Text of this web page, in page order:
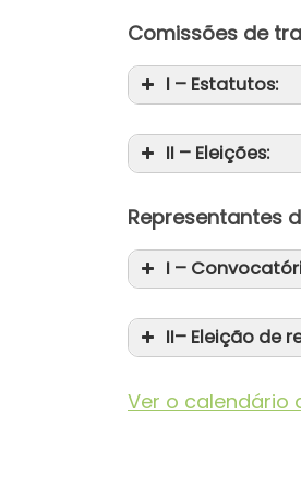
Comissões de
I – Estatutos:
II – Eleições:
Representantes
I –
II– Eleição de
Ver o calendário